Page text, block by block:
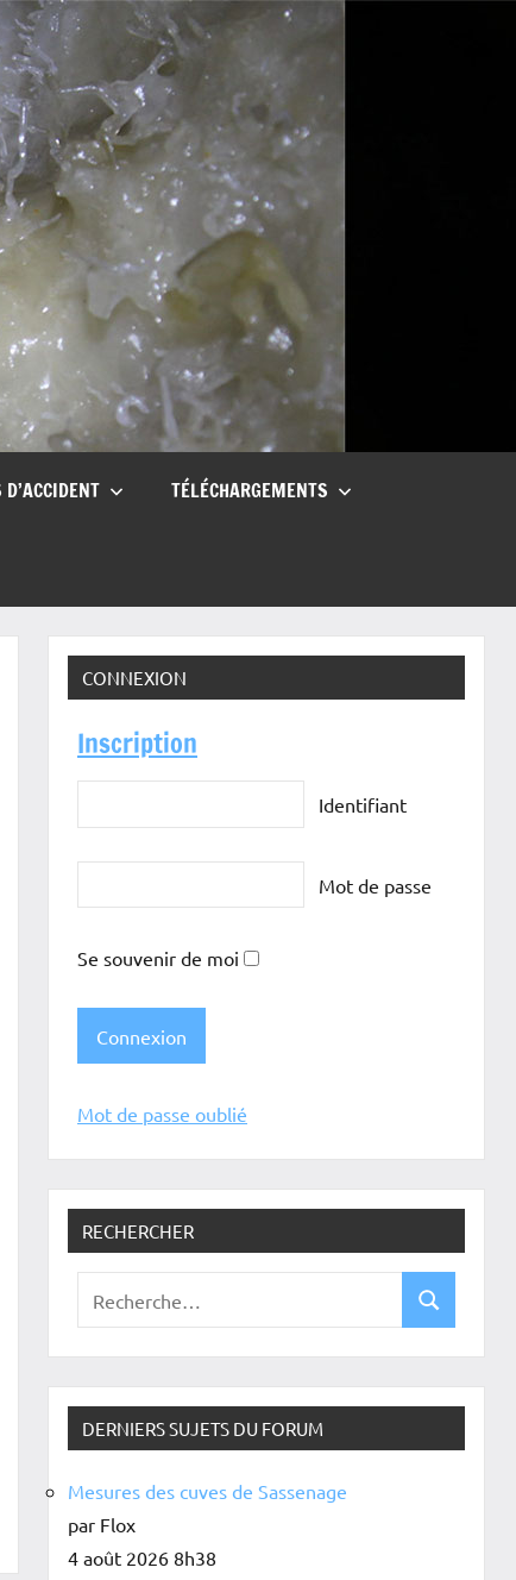
D’ACCIDENT TÉLÉCHARGEMENTS
CONNEXION
Inscription
Identifiant
Mot de passe
Se souvenir de moi
Mot de passe oublié
RECHERCHER
DERNIERS SUJETS DU FORUM
Mesures des cuves de Sassenage
par Flox
4 août 2026 8h38